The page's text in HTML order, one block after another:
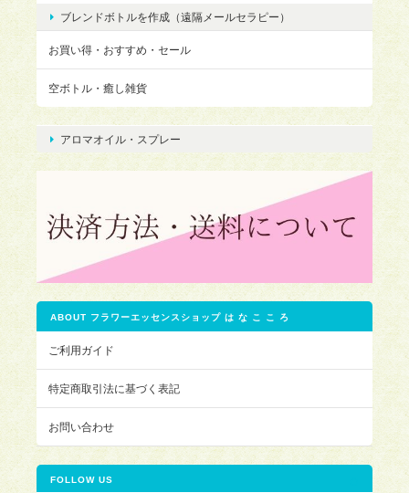
ブレンドボトルを作成（遠隔メールセラピー）
お買い得・おすすめ・セール
空ボトル・癒し雑貨
アロマオイル・スプレー
ABOUT フラワーエッセンスショップ は な こ こ ろ
ご利用ガイド
特定商取引法に基づく表記
お問い合わせ
FOLLOW US